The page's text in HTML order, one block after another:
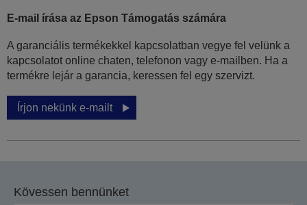
E-mail írása az Epson Támogatás számára
A garanciális termékekkel kapcsolatban vegye fel velünk a
kapcsolatot online chaten, telefonon vagy e-mailben. Ha a
termékre lejár a garancia, keressen fel egy szervizt.
Írjon nekünk e-mailt
Kövessen bennünket